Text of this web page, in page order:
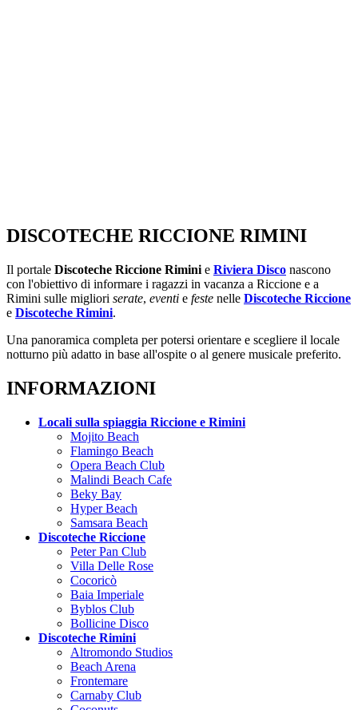
DISCOTECHE RICCIONE RIMINI
Il portale Discoteche Riccione Rimini e Riviera Disco nascono
con l'obiettivo di informare i ragazzi in vacanza a Riccione e a
Rimini sulle migliori serate, eventi e feste nelle Discoteche Riccione
e Discoteche Rimini.
Una panoramica completa per potersi orientare e scegliere il locale
notturno più adatto in base all'ospite o al genere musicale preferito.
INFORMAZIONI
Locali sulla spiaggia Riccione e Rimini
Mojito Beach
Flamingo Beach
Opera Beach Club
Malindi Beach Cafe
Beky Bay
Hyper Beach
Samsara Beach
Discoteche Riccione
Peter Pan Club
Villa Delle Rose
Cocoricò
Baia Imperiale
Byblos Club
Bollicine Disco
Discoteche Rimini
Altromondo Studios
Beach Arena
Frontemare
Carnaby Club